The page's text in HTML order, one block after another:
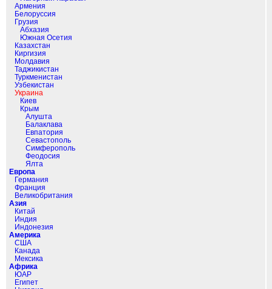
Армения
Белоруссия
Грузия
Абхазия
Южная Осетия
Казахстан
Киргизия
Молдавия
Таджикистан
Туркменистан
Узбекистан
Украина
Киев
Крым
Алушта
Балаклава
Евпатория
Севастополь
Симферополь
Феодосия
Ялта
Европа
Германия
Франция
Великобритания
Азия
Китай
Индия
Индонезия
Америка
США
Канада
Мексика
Африка
ЮАР
Египет